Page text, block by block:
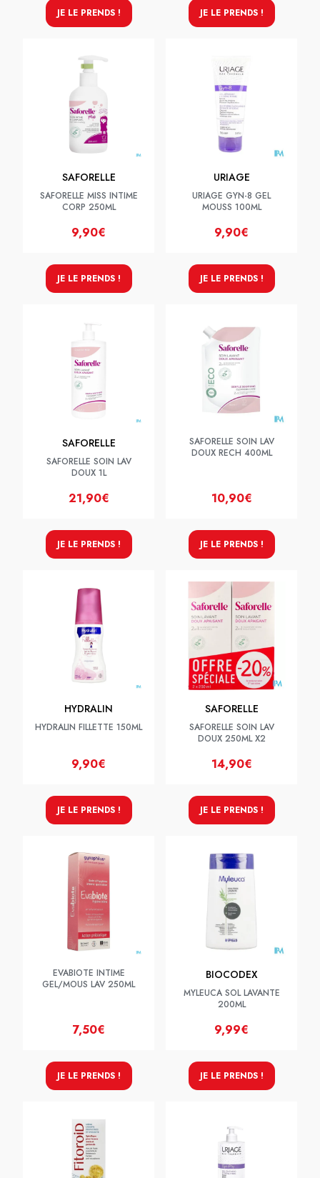
JE LE PRENDS ! JE LE PRENDS !
SAFORELLE
SAFORELLE MISS INTIME
CORP 250ML
9,90€
JE LE PRENDS !
URIAGE
URIAGE GYN-8 GEL
MOUSS 100ML
9,90€
JE LE PRENDS !
SAFORELLE
SAFORELLE SOIN LAV
DOUX 1L
21,90€
JE LE PRENDS !
SAFORELLE SOIN LAV
DOUX RECH 400ML
10,90€
JE LE PRENDS !
HYDRALIN
HYDRALIN FILLETTE 150ML
9,90€
JE LE PRENDS !
SAFORELLE
SAFORELLE SOIN LAV
DOUX 250ML X2
14,90€
JE LE PRENDS !
EVABIOTE INTIME
GEL/MOUS LAV 250ML
7,50€
JE LE PRENDS !
BIOCODEX
MYLEUCA SOL LAVANTE
200ML
9,99€
JE LE PRENDS !